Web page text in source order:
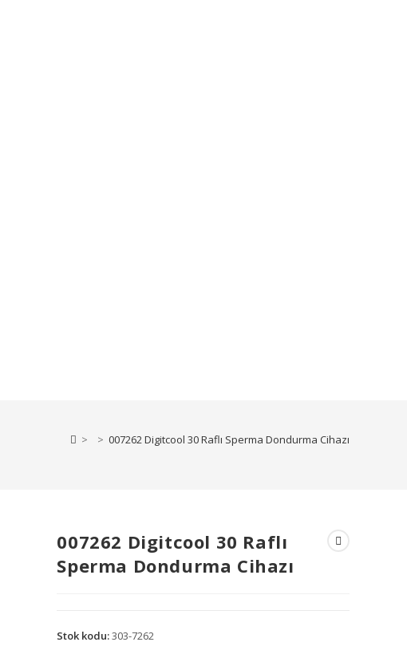
> > 007262 Digitcool 30 Raflı Sperma Dondurma Cihazı
007262 Digitcool 30 Raflı
Sperma Dondurma Cihazı
Stok kodu:303-7262